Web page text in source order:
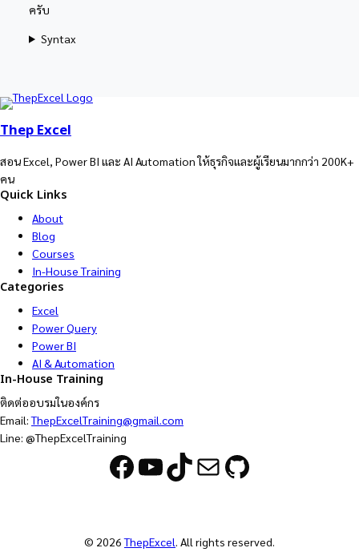
ครับ
Syntax
Thep Excel
สอน Excel, Power BI และ AI Automation ให้ธุรกิจและผู้เรียนมากกว่า 200K+
คน
Quick Links
About
Blog
Courses
In-House Training
Categories
Excel
Power Query
Power BI
AI & Automation
In-House Training
ติดต่ออบรมในองค์กร
Email:ThepExcelTraining@gmail.com
Line: @ThepExcelTraining
Facebook YouTube TikTok Mail GitHub
© 2026ThepExcel. All rights reserved.